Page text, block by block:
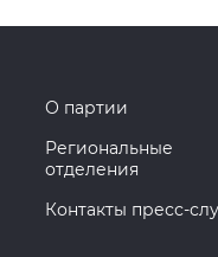
О партии
Региональные
отделения
Контакты пресс-